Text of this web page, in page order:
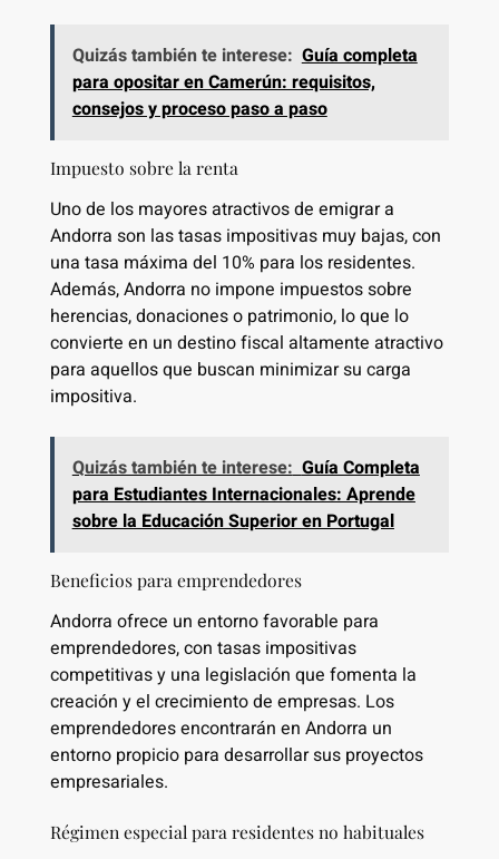
Quizás también te interese: Guía completa
para opositar en Camerún: requisitos,
consejos y proceso paso a paso
Impuesto sobre la renta
Uno de los mayores atractivos de emigrar a
Andorra son las tasas impositivas muy bajas, con
una tasa máxima del 10% para los residentes.
Además, Andorra no impone impuestos sobre
herencias, donaciones o patrimonio, lo que lo
convierte en un destino fiscal altamente atractivo
para aquellos que buscan minimizar su carga
impositiva.
Quizás también te interese: Guía Completa
para Estudiantes Internacionales: Aprende
sobre la Educación Superior en Portugal
Beneficios para emprendedores
Andorra ofrece un entorno favorable para
emprendedores, con tasas impositivas
competitivas y una legislación que fomenta la
creación y el crecimiento de empresas. Los
emprendedores encontrarán en Andorra un
entorno propicio para desarrollar sus proyectos
empresariales.
Régimen especial para residentes no habituales